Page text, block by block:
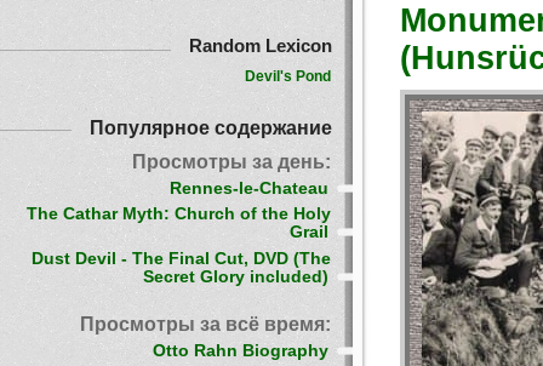
Random Lexicon
Devil's Pond
Популярное содержание
Просмотры за день:
Rennes-le-Chateau
The Cathar Myth: Church of the Holy
Grail
Dust Devil - The Final Cut, DVD (The
Secret Glory included)
Просмотры за всё время:
Otto Rahn Biography